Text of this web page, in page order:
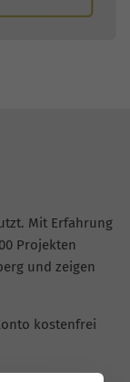
Mit Erfahrung
Projekten
und zeigen
kostenfrei